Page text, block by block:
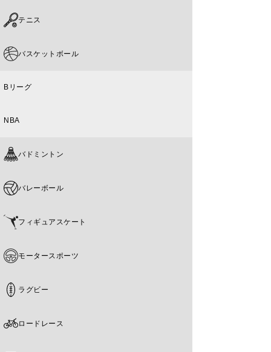
テニス
バスケットボール
Bリーグ
NBA
バドミントン
バレーボール
フィギュアスケート
モータースポーツ
ラグビー
ロードレース